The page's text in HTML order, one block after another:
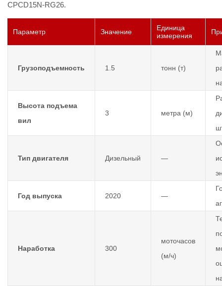
CPCD15N-RG26.
Параметр Значение
Единица
измерения
Грузоподъемность 1.5 тонн (т)
Высота подъема
вил
3 метра (м)
Тип двигателя Дизельный —
Год выпуска 2020 —
Наработка 300
моточасов
(м/ч)